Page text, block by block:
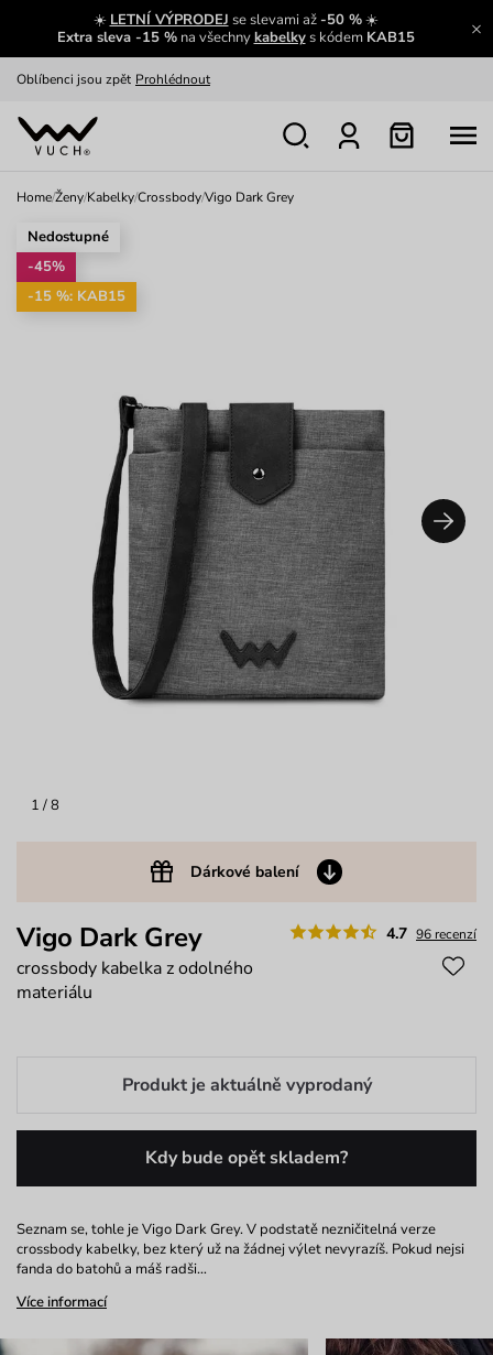
☀️ LETNÍ VÝPRODEJ se slevami až -50 %☀️
Extra sleva -15 %na všechnykabelkys kódem KAB15
Výměna a vrácení zdarma Zobrazit
Oblíbenci jsou zpět Prohlédnout
Nech se inspirovat
Home/Ženy/Kabelky/Crossbody/Vigo Dark Grey
1 / 8
Dárkové balení
Nedostupné
-45%
-15 %: KAB15
4.7 96 recenzí
Vigo Dark Grey
crossbody kabelka z odolného
materiálu
Produkt je aktuálně vyprodaný
Kdy bude opět skladem?
Seznam se, tohle je Vigo Dark Grey. V podstatě nezničitelná verze
crossbody kabelky, bez který už na žádnej výlet nevyrazíš. Pokud nejsi
fanda do batohů a máš radši…
Více informací